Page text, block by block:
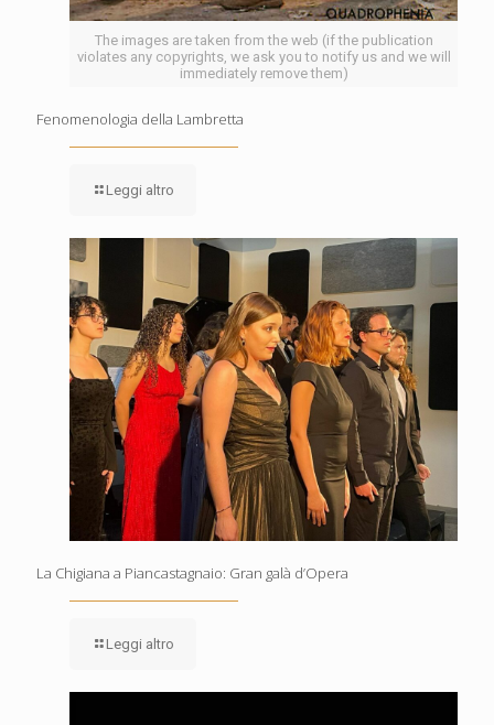
The images are taken from the web (if the publication
violates any copyrights, we ask you to notify us and we will
immediately remove them)
Fenomenologia della Lambretta
Leggi altro
La Chigiana a Piancastagnaio: Gran galà d’Opera
Leggi altro